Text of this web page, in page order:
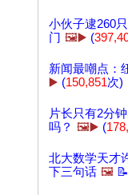
小伙子逮260
门 🖼️▶️ (
新闻最嘲点：
▶️ (150,851次)
片长只有2分
吗？ 🖼️▶️ (
北大数学天才
下三句话 🖼️